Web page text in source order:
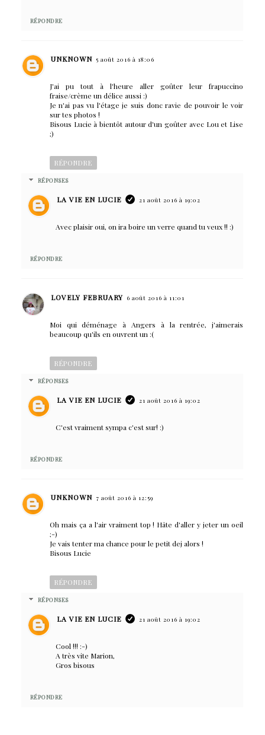
RÉPONDRE
UNKNOWN 5 août 2016 à 18:06
J'ai pu tout à l'heure aller goûter leur frapuccino
fraise/crème un délice aussi :)
Je n'ai pas vu l'étage je suis donc ravie de pouvoir le voir
sur tes photos !
Bisous Lucie à bientôt autour d'un goûter avec Lou et Lise
;)
RÉPONDRE
RÉPONSES
LA VIE EN LUCIE 21 août 2016 à 19:02
Avec plaisir oui, on ira boire un verre quand tu veux !! :)
RÉPONDRE
LOVELY FEBRUARY 6 août 2016 à 11:01
Moi qui déménage à Angers à la rentrée, j'aimerais
beaucoup qu'ils en ouvrent un :(
RÉPONDRE
RÉPONSES
LA VIE EN LUCIE 21 août 2016 à 19:02
C'est vraiment sympa c'est sur! :)
RÉPONDRE
UNKNOWN 7 août 2016 à 12:59
Oh mais ça a l'air vraiment top ! Hâte d'aller y jeter un oeil
;-)
Je vais tenter ma chance pour le petit dej alors !
Bisous Lucie
RÉPONDRE
RÉPONSES
LA VIE EN LUCIE 21 août 2016 à 19:02
Cool !!! :-)
A très vite Marion,
Gros bisous
RÉPONDRE